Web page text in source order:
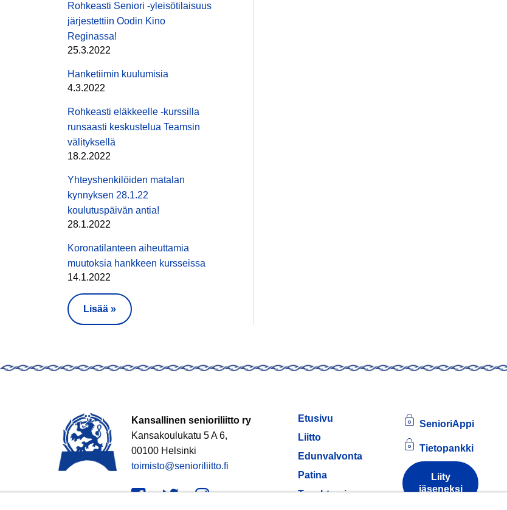
Rohkeasti Seniori -yleisötilaisuus
järjestettiin Oodin Kino
Reginassa!
25.3.2022
Hanketiimin kuulumisia
4.3.2022
Rohkeasti eläkkeelle -kurssilla
runsaasti keskustelua Teamsin
välityksellä
18.2.2022
Yhteyshenkilöiden matalan
kynnyksen 28.1.22
koulutuspäivän antia!
28.1.2022
Koronatilanteen aiheuttamia
muutoksia hankkeen kursseissa
14.1.2022
Lisää »
Kansallinen senioriliitto ry
Kansakoulukatu 5 A 6,
00100 Helsinki
toimisto@senioriliitto.fi
Facebook
TwitterInstagram
Etusivu
Liitto
Edunvalvonta
Patina
Tapahtumia
SenioriAppi
Tietopankki
Liity
jäseneksi